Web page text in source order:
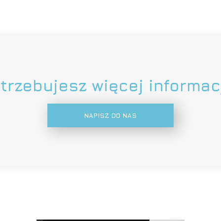
więcej
NAPISZ DO NAS